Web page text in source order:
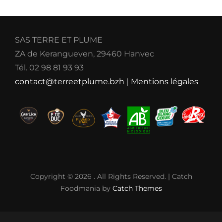
SAS TERRE ET PLUME
ZA de Kerangueven, 29460 Hanvec
Tél. 02 98 81 93 93
contact@terreetplume.bzh | Mentions légales
Copyright © 2026 . All Rights Reserved. | Catch
Foodmania by Catch Themes